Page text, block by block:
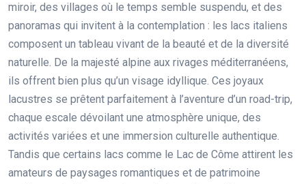
miroir, des villages où le temps semble suspendu, et des
panoramas qui invitent à la contemplation : les lacs italiens
composent un tableau vivant de la beauté et de la diversité
naturelle. De la majesté alpine aux rivages méditerranéens,
ils offrent bien plus qu’un visage idyllique. Ces joyaux
lacustres se prêtent parfaitement à l’aventure d’un road-trip,
chaque escale dévoilant une atmosphère unique, des
activités variées et une immersion culturelle authentique.
Tandis que certains lacs comme le Lac de Côme attirent les
amateurs de paysages romantiques et de patrimoine